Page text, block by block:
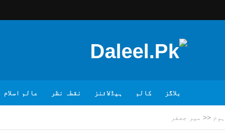
بلاگز کالم ہیڈلائنز نقطہ نظر عالم اسلام
ہوم << میر جعفر